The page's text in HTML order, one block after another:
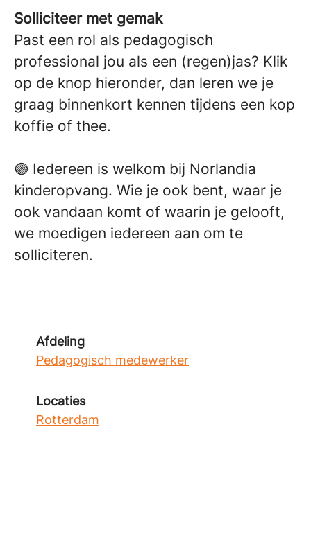
Solliciteer met gemak
Past een rol als pedagogisch
professional jou als een (regen)jas? Klik
op de knop hieronder, dan leren we je
graag binnenkort kennen tijdens een kop
koffie of thee.
🟢 Iedereen is welkom bij Norlandia
kinderopvang. Wie je ook bent, waar je
ook vandaan komt of waarin je gelooft,
we moedigen iedereen aan om te
solliciteren.
Afdeling
Pedagogisch medewerker
Locaties
Rotterdam